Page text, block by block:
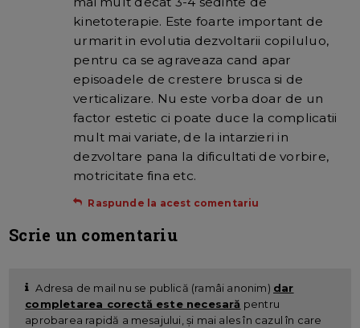
kinetoterapie. Este foarte important de
urmarit in evolutia dezvoltarii copiluluo,
pentru ca se agraveaza cand apar
episoadele de crestere brusca si de
verticalizare. Nu este vorba doar de un
factor estetic ci poate duce la complicatii
mult mai variate, de la intarzieri in
dezvoltare pana la dificultati de vorbire,
motricitate fina etc.
Raspunde la acest comentariu
Scrie un comentariu
Adresa de mail nu se publică (ramâi anonim) dar
completarea corectă este necesară pentru
aprobarea rapidă a mesajului, și mai ales în cazul în care